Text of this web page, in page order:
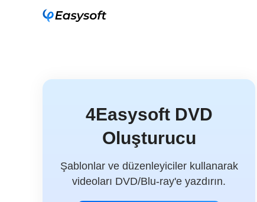
4Easysoft DVD
Oluşturucu
Şablonlar ve düzenleyiciler kullanarak
videoları DVD/Blu-ray'e yazdırın.